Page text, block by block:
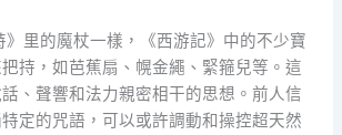
》里的魔杖一樣，《西游記》中的不少寶
持，如芭蕉扇、幌金繩、緊箍兒等。這
、聲響和法力親密相干的思想。前人信
定的咒語，可以或許調動和操控超天然